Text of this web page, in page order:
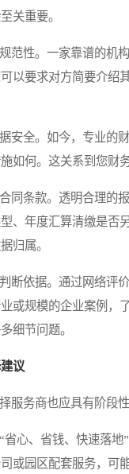
关重要。
性。一家靠谱的机
以要求对方简要介绍
全。如今，专业的
如何。这关系到您财
条款。透明合理的
、年度汇算清缴是否
归属。
依据。通过网络评
或规模的企业案例
细节问题。
议
务商也应具有阶段性
、省钱、快速落地
或园区配套服务，